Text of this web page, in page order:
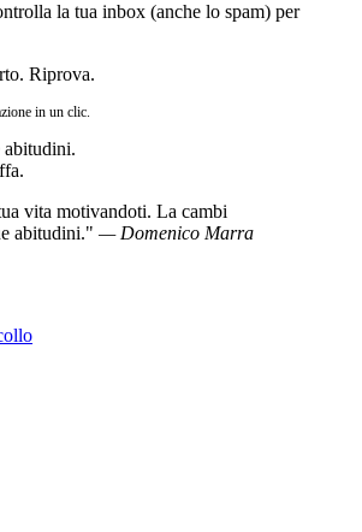
la tua inbox (anche lo spam) per
Riprova.
in un clic.
abitudini.
vita motivandoti. La cambi
abitudini." — Domenico Marra